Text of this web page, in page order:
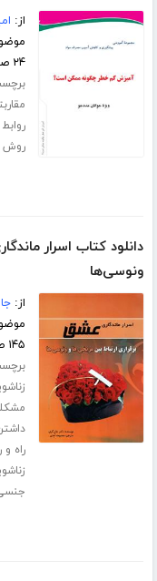
از:
۲۴ صفحه
روش
دانلود کتاب اسرار
ونوسی‌ها‎
از:
۱۴۵ صفحه
راه